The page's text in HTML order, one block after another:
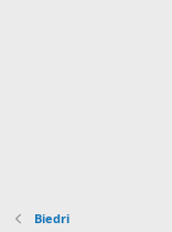
Biedri